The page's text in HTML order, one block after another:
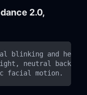
2.0,
and head
neutral